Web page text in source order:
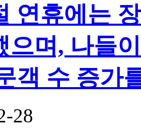
연휴에는
으며, 나들
객 수 증가
28